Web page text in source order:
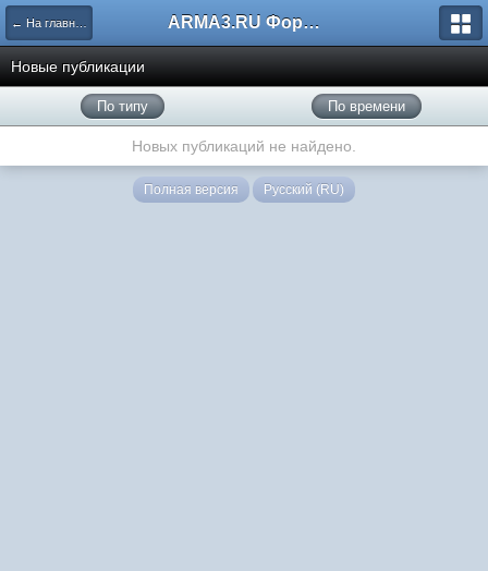
← На главную ARMA3.RU Форум
Новые публикации
По типу По времени
Новых публикаций не найдено.
Полная версия Русский (RU)